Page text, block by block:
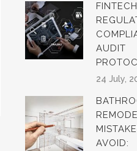
FINTECH
AUDIT
24 July,
AVOID: